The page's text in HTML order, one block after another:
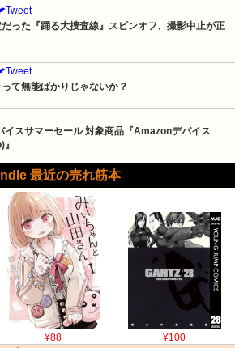
だった『踊る大捜査線』スピンオフ、撮影中止が正
て無能ばかりじゃないか？
イスサマーセール 対象商品『Amazonデバイス
最近の売れ筋本
¥88 ¥100